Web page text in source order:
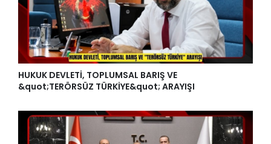
HUKUK DEVLETİ, TOPLUMSAL BARIŞ VE
&quot;TERÖRSÜZ TÜRKİYE&quot; ARAYIŞI